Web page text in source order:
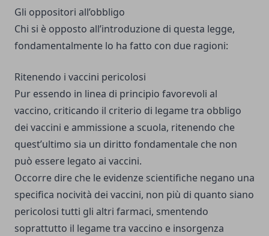
Gli oppositori all’obbligo
Chi si è opposto all’introduzione di questa legge,
fondamentalmente lo ha fatto con due ragioni:
Ritenendo i vaccini pericolosi
Pur essendo in linea di principio favorevoli al
vaccino, criticando il criterio di legame tra obbligo
dei vaccini e ammissione a scuola, ritenendo che
quest’ultimo sia un diritto fondamentale che non
può essere legato ai vaccini.
Occorre dire che le evidenze scientifiche negano una
specifica nocività dei vaccini, non più di quanto siano
pericolosi tutti gli altri farmaci, smentendo
soprattutto il legame tra vaccino e insorgenza